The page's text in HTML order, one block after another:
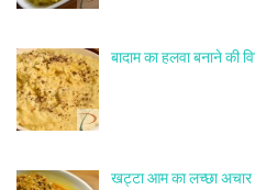
बादाम का हलवा बनाने की
खट्टा आम का लच्छा अचार